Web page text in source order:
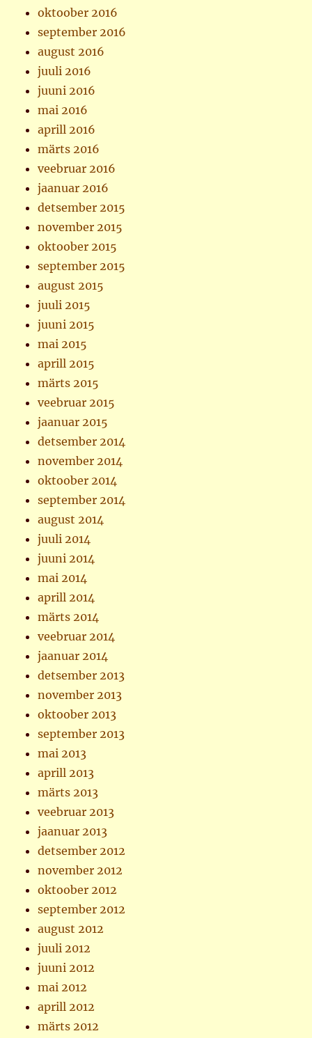
oktoober 2016
september 2016
august 2016
juuli 2016
juuni 2016
mai 2016
aprill 2016
märts 2016
veebruar 2016
jaanuar 2016
detsember 2015
november 2015
oktoober 2015
september 2015
august 2015
juuli 2015
juuni 2015
mai 2015
aprill 2015
märts 2015
veebruar 2015
jaanuar 2015
detsember 2014
november 2014
oktoober 2014
september 2014
august 2014
juuli 2014
juuni 2014
mai 2014
aprill 2014
märts 2014
veebruar 2014
jaanuar 2014
detsember 2013
november 2013
oktoober 2013
september 2013
mai 2013
aprill 2013
märts 2013
veebruar 2013
jaanuar 2013
detsember 2012
november 2012
oktoober 2012
september 2012
august 2012
juuli 2012
juuni 2012
mai 2012
aprill 2012
märts 2012